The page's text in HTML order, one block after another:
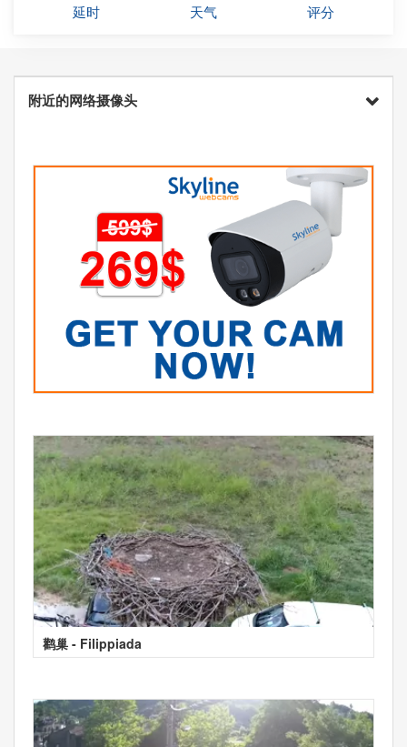
延时 天气 评分
附近的网络摄像头
鹳巢 - Filippiada